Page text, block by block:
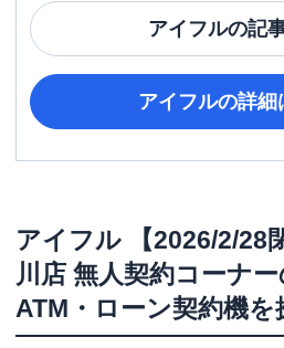
アイフルの記
アイフルの詳細
アイフル
【2026/2/28
川店 無人契約コーナー
ATM・ローン契約機を